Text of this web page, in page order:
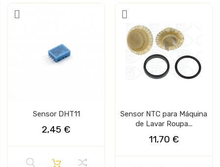
Sensor DHT11
2,45 €
Sensor NTC para Máquina
de Lavar Roupa...
11,70 €